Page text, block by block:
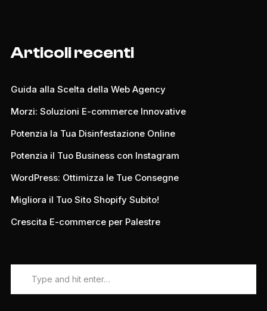
Articoli recenti
Guida alla Scelta della Web Agency
Morzi: Soluzioni E-commerce Innovative
Potenzia la Tua Disinfestazione Online
Potenzia il Tuo Business con Instagram
WordPress: Ottimizza le Tue Consegne
Migliora il Tuo Sito Shopify Subito!
Crescita E-commerce per Palestre